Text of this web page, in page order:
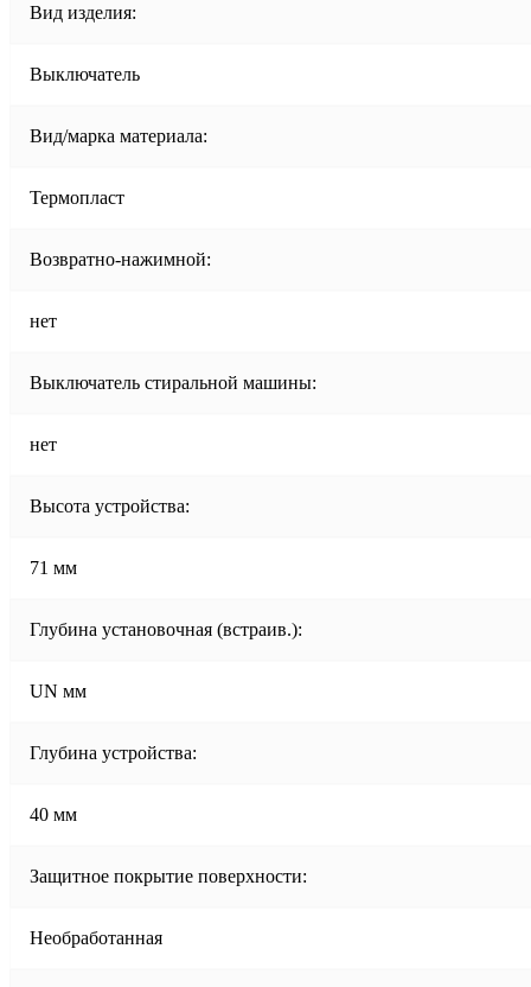
Вид изделия:
Выключатель
Вид/марка материала:
Термопласт
Возвратно-нажимной:
нет
Выключатель стиральной машины:
нет
Высота устройства:
71 мм
Глубина установочная (встраив.):
UN мм
Глубина устройства:
40 мм
Защитное покрытие поверхности:
Необработанная